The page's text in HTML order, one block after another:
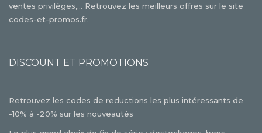
ventes privilèges,... Retrouvez les meilleurs offres sur le site
codes-et-promos.fr.
DISCOUNT ET PROMOTIONS
Retrouvez les codes de reductions les plus intéressants de
-10% à -20% sur les nouveautés